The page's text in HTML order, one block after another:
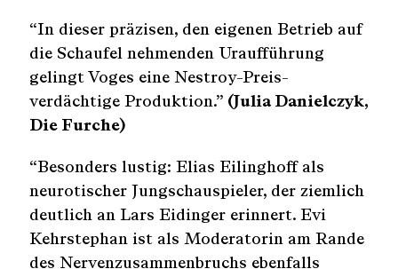
“In dieser präzisen, den eigenen Betrieb auf
die Schaufel nehmenden Uraufführung
gelingt Voges eine Nestroy-Preis-
verdächtige Produktion.” (Julia Danielczyk,
Die Furche)
“Besonders lustig: Elias Eilinghoff als
neurotischer Jungschauspieler, der ziemlich
deutlich an Lars Eidinger erinnert. Evi
Kehrstephan ist als Moderatorin am Rande
des Nervenzusammenbruchs ebenfalls
: